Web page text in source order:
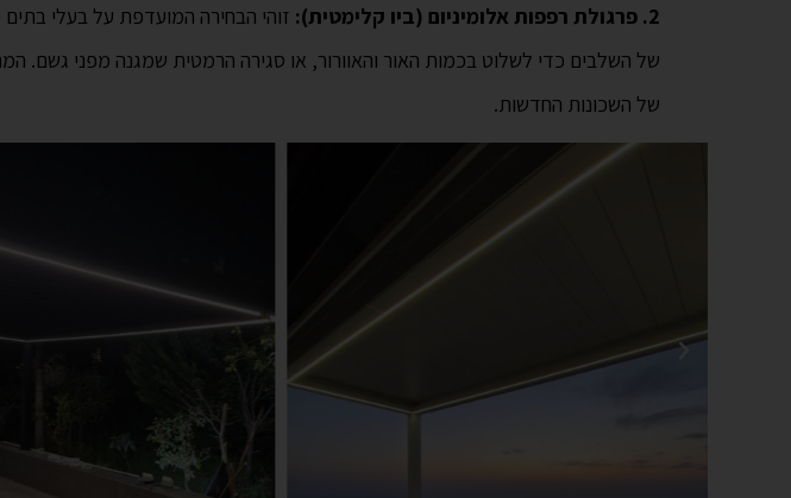
2. פרגולת רפפות אלומיניום (ביו קלימטית):
זוהי הבחירה המועדפת על בעלי בתים
של השלבים כדי לשלוט בכמות האור והאוורור, או סגירה הרמטית שמגנה מפני
של השכונות החדשות.